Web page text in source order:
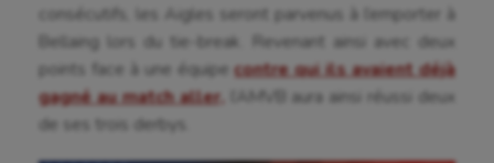
consécutifs, les Aigles seront parvenus à l’emporter à
Bellaing lors du tie-break. Revenant ainsi avec deux
points face à une équipecontre qui ils avaient déjà
gagné au match aller,
l’AMVB aura ainsi réussi deux
de ses trois derbys.